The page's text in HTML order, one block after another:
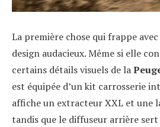
La première chose qui frappe
design audacieux. Même si elle
certains détails visuels de la
est équipée d’un kit carrosserie
affiche un extracteur XXL et une
tandis que le diffuseur arrière